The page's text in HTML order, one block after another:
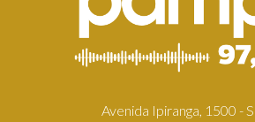
Avenida Ipiranga, 1500 -